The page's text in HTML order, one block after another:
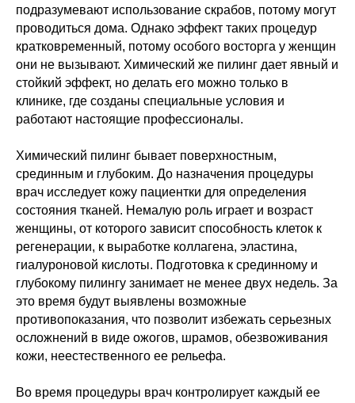
подразумевают использование скрабов, потому могут
проводиться дома. Однако эффект таких процедур
кратковременный, потому особого восторга у женщин
они не вызывают. Химический же пилинг дает явный и
стойкий эффект, но делать его можно только в
клинике, где созданы специальные условия и
работают настоящие профессионалы.
Химический пилинг бывает поверхностным,
срединным и глубоким. До назначения процедуры
врач исследует кожу пациентки для определения
состояния тканей. Немалую роль играет и возраст
женщины, от которого зависит способность клеток к
регенерации, к выработке коллагена, эластина,
гиалуроновой кислоты. Подготовка к срединному и
глубокому пилингу занимает не менее двух недель. За
это время будут выявлены возможные
противопоказания, что позволит избежать серьезных
осложнений в виде ожогов, шрамов, обезвоживания
кожи, неестественного ее рельефа.
Во время процедуры врач контролирует каждый ее